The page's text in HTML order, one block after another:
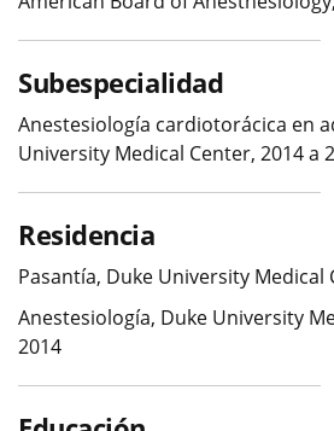
Subespecialidad
Anestesiología cardiotorácica en
University Medical Center, 2014 a
Residencia
Pasantía, Duke University Medical
Anestesiología, Duke University
2014